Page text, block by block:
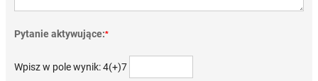
Pytanie aktywujące:*
Wpisz w pole wynik: 4(+)7